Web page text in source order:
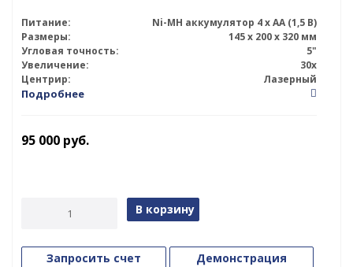
Питание:
Ni-MH аккумулятор 4 х АА (1,5 В)
Размеры:
145 x 200 x 320 мм
Угловая точность:
5"
Увеличение:
30x
Центрир:
Лазерный
Подробнее
95 000 руб.
В корзину
Запросить счет
Демонстрация